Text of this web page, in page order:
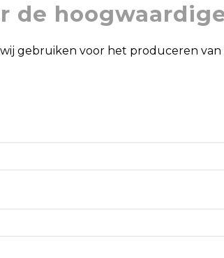
gebruiken voor het produceren van